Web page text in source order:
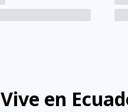
Vive en